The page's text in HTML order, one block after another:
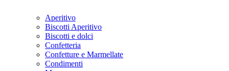
Aperitivo
Biscotti Aperitivo
Biscotti e dolci
Confetteria
Confetture e Marmellate
Condimenti